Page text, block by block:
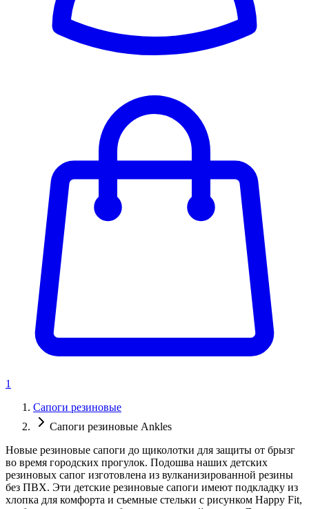
1
Сапоги резиновые
Сапоги резиновые Ankles
Новые резиновые сапоги до щиколотки для защиты от брызг
во время городских прогулок. Подошва наших детских
резиновых сапог изготовлена из вулканизированной резины
без ПВХ. Эти детские резиновые сапоги имеют подкладку из
хлопка для комфорта и съемные стельки с рисунком Happy Fit,